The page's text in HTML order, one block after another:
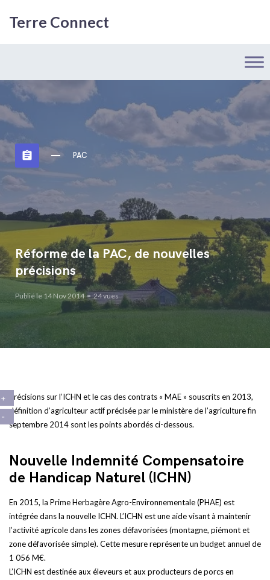
Terre Connect
assignment PAC
Réforme de la PAC, de nouvelles
précisions
Publié le 14 Nov 2014 24 vues
Précisions sur l’ICHN et le cas des contrats « MAE » souscrits en 2013,
définition d’agriculteur actif précisée par le ministère de l’agriculture fin
septembre 2014 sont les points abordés ci-dessous.
Nouvelle Indemnité Compensatoire
de Handicap Naturel (ICHN)
En 2015, la Prime Herbagère Agro-Environnementale (PHAE) est
intégrée dans la nouvelle ICHN. L’ICHN est une aide visant à maintenir
l’activité agricole dans les zones défavorisées (montagne, piémont et
zone défavorisée simple). Cette mesure représente un budget annuel de
1 056 M€.
L’ICHN est destinée aux éleveurs et aux producteurs de porcs en